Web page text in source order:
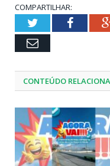
COMPARTILHAR:
Twitter
Email
CONTEÚDO